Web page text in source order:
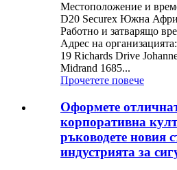
Местоположение и
D20 Securex Южна
Работно и затварящо
Адрес на
19 Richards Drive
Midrand 1685...
Прочетете повече
Оформете
корпоративна
ръководете новия
индустрията за